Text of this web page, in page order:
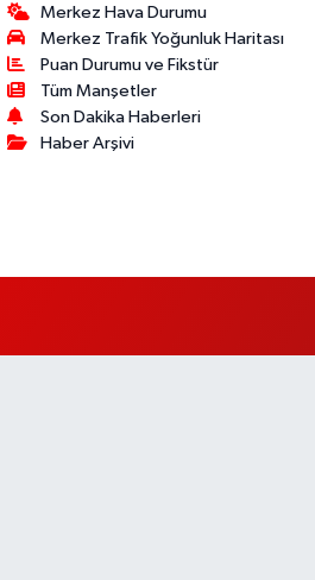
Merkez Hava Durumu
Merkez Trafik Yoğunluk Haritası
Puan Durumu ve Fikstür
Tüm Manşetler
Son Dakika Haberleri
Haber Arşivi